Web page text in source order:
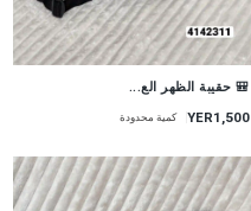
🎒 حقيبة الظهر الع...
YER1,500 كمية محدودة